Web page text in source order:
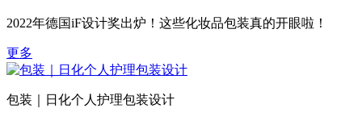
2022年德国iF设计奖出炉！这些化妆品包装真的开眼啦！
更多
包装｜日化个人护理包装设计